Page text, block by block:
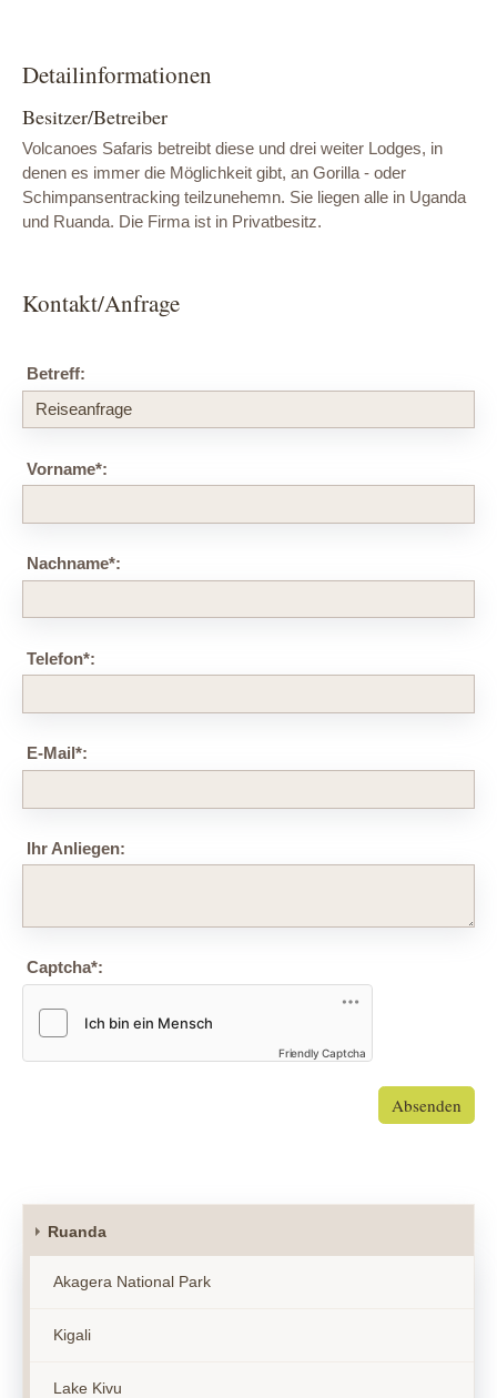
Detailinformationen
Besitzer/Betreiber
Volcanoes Safaris betreibt diese und drei weiter Lodges, in
denen es immer die Möglichkeit gibt, an Gorilla - oder
Schimpansentracking teilzunehemn. Sie liegen alle in Uganda
und Ruanda. Die Firma ist in Privatbesitz.
Kontakt/Anfrage
Betreff:
Vorname*:
Nachname*:
Telefon*:
E-Mail*:
Ihr Anliegen:
Captcha*:
Friendly Captcha
Absenden
Ruanda
Akagera National Park
Kigali
Lake Kivu